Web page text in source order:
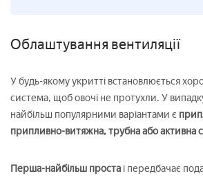
Облаштування вентиляції
У будь-якому укритті встановлюється
система, щоб овочі не протухли. У
найбільш популярними варіантами є
припливно-витяжна, трубна або активна
Перша-найбільш проста і передбачає